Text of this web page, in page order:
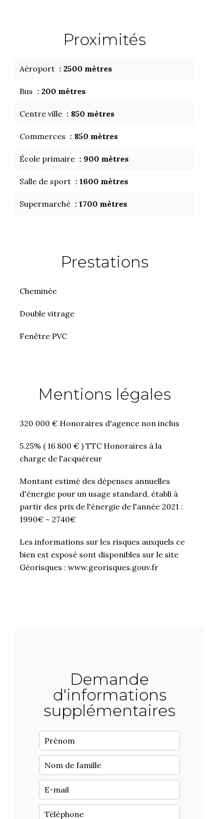
Proximités
Aéroport 2500 mètres
Bus 200 mètres
Centre ville 850 mètres
Commerces 850 mètres
École primaire 900 mètres
Salle de sport 1600 mètres
Supermarché 1700 mètres
Prestations
Cheminée
Double vitrage
Fenêtre PVC
Mentions légales
320 000 € Honoraires d'agence non inclus
5.25% ( 16 800 € ) TTC Honoraires à la
charge de l'acquéreur
Montant estimé des dépenses annuelles
d'énergie pour un usage standard, établi à
partir des prix de l'énergie de l'année 2021 :
1990€ ~ 2740€
Les informations sur les risques auxquels ce
bien est exposé sont disponibles sur le site
Géorisques : www.georisques.gouv.fr
Demande
d'informations
supplémentaires